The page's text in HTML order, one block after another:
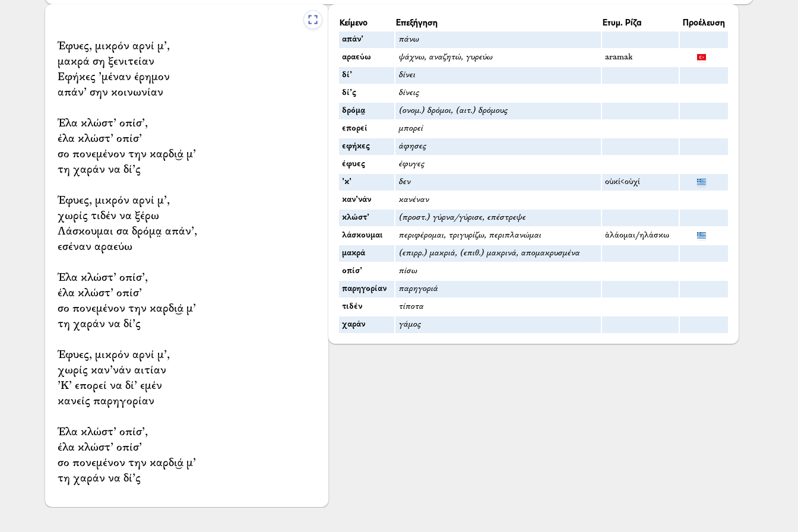
Έφυες, μικρόν αρνί μ’,
μακρά ση ξενιτείαν
Εφήκες ’μέναν έρημον
απάν’ σην κοινωνίαν
Έλα κλώστ’ οπίσ’,
έλα κλώστ’ οπίσ’
σο πονεμένον την καρδι͜ά μ’
τη χαράν να δί’ς
Έφυες, μικρόν αρνί μ’,
χωρίς τιδέν να ξέρω
Λάσκουμαι σα δρόμα̤ απάν’,
εσέναν αραεύω
Έλα κλώστ’ οπίσ’,
έλα κλώστ’ οπίσ’
σο πονεμένον την καρδι͜ά μ’
τη χαράν να δί’ς
Έφυες, μικρόν αρνί μ’,
χωρίς καν’νάν αιτίαν
’Κ’ επορεί να δί’ εμέν
κανείς παρηγορίαν
Έλα κλώστ’ οπίσ’,
έλα κλώστ’ οπίσ’
σο πονεμένον την καρδι͜ά μ’
τη χαράν να δί’ς
Κείμενο Επεξήγηση Ετυμ. Ρίζα Προέλευση
απάν’ πάνω
αραεύω ψάχνω, αναζητώ, γυρεύω aramak
δί’ δίνει
δί’ς δίνεις
δρόμα̤ (ονομ.) δρόμοι, (αιτ.) δρόμους
επορεί μπορεί
εφήκες άφησες
έφυες έφυγες
’κ’ δεν οὐκί<οὐχί
καν’νάν κανέναν
κλώστ’ (προστ.) γύρνα/γύρισε, επέστρεψε
λάσκουμαι περιφέρομαι, τριγυρίζω, περιπλανώμαι ἀλάομαι/ηλάσκω
μακρά (επιρρ.) μακριά, (επιθ.) μακρινά, απομακρυσμένα
οπίσ’ πίσω
παρηγορίαν παρηγοριά
τιδέν τίποτα
χαράν γάμος